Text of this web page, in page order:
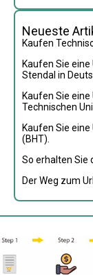
Neueste
Kaufen
Kaufen Sie
Stendal in
Kaufen Sie
Technischen
Kaufen Sie
(BHT).
So erhalten Sie
Der Weg zum